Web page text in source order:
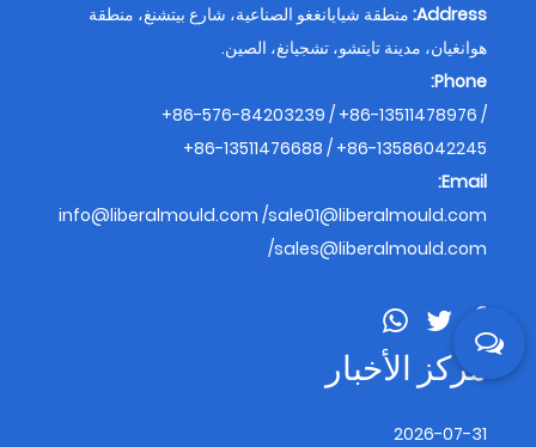
Address: منطقة شيايانغغو الصناعية، شارع بيتشنغ، منطقة
هوانغيان، مدينة تايتشو، تشجيانغ، الصين.
Phone:
+86-576-84203239 / +86-13511478976 /
+86-13511476688 / +86-13586042245
Email:
info@liberalmould.com /sale01@liberalmould.com
/sales@liberalmould.com
مركز الأخبار
2026-07-31